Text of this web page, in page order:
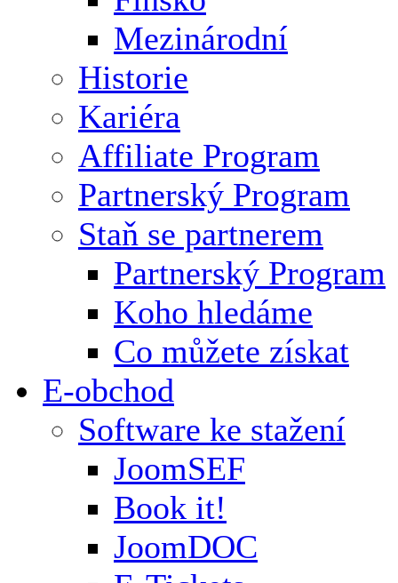
Mezinárodní
Historie
Kariéra
Affiliate Program
Partnerský Program
Staň se partnerem
Partnerský Program
Koho hledáme
Co můžete získat
E-obchod
Software ke stažení
JoomSEF
Book it!
JoomDOC